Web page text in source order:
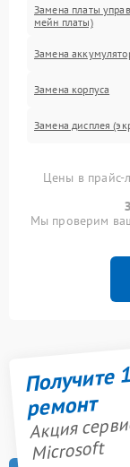
Замена платы
мейн платы)
Замена
Замена корпуса
Замена дисплея
Цены в прайс-
Мы проверим
Получите
ремонт
Акция
Microsoft